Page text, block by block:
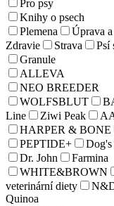
Pro psy
Knihy o psech
Plemena
Úprava
Zdravie
Strava Psí
Granule
ALLEVA
NEO BREEDER
WOLFSBLUT
Line
Ziwi Peak
HARPER & BONE
PEPTIDE+
Dr. John
Farmina
WHITE&BROWN
veterinární diety
Quinoa